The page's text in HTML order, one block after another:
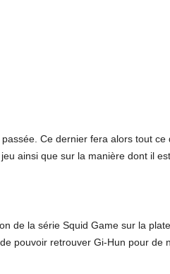
Ce dernier fera alors tout ce
ainsi que sur la manière dont il
de la série Squid Game sur la
pouvoir retrouver Gi-Hun pour de